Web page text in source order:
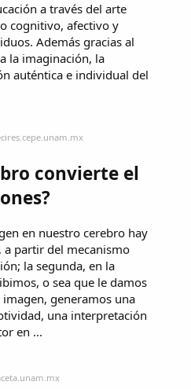
a través del arte
cognitivo, afectivo y
Además gracias al
la imaginación, la
auténtica e individual del
convierte el
en nuestro cerebro hay
a partir del mecanismo
la segunda, en la
o sea que le damos
generamos una
una interpretación
en ...